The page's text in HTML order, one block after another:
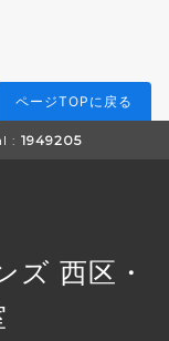
ページTOPに戻る
: 1949205
ズ 西区・